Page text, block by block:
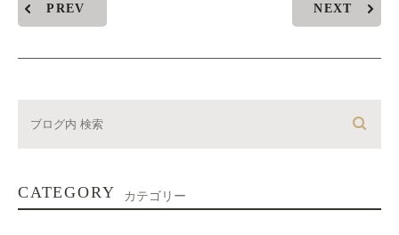
PREV NEXT
CATEGORY カテゴリー